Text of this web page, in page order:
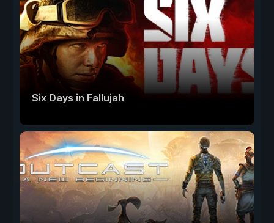
Six Days in Fallujah